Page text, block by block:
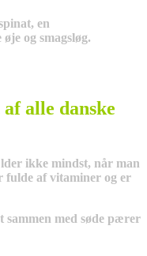
en
og smagsløg.
alle danske
ikke mindst, når man
fulde af vitaminer og er
sammen med søde pærer